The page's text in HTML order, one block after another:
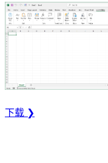
下载 ❯